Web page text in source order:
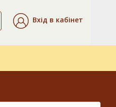
Вхід в кабінет